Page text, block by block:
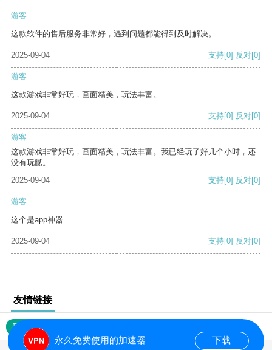
游客
这款软件的售后服务非常好，遇到问题都能得到及时解决。
2025-09-04 支持[0] 反对[0]
游客
这款游戏非常好玩，画面精美，玩法丰富。
2025-09-04 支持[0] 反对[0]
游客
这款游戏非常好玩，画面精美，玩法丰富。我已经玩了好几个小时，还
没有玩腻。
2025-09-04
支持[0] 反对[0]
游客
这个是app神器
2025-09-04 支持[0] 反对[0]
友情链接
网站地图
永久免费使用的加速器 下载